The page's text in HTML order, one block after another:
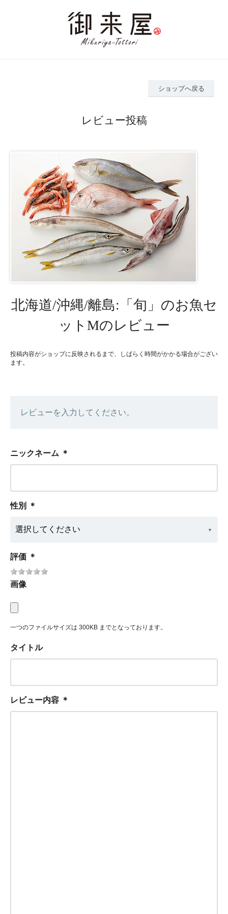
ショップへ戻る
レビュー投稿
北海道/沖縄/離島:「旬」のお魚セ
ットMのレビュー
投稿内容がショップに反映されるまで、しばらく時間がかかる場合がござい
ます。
レビューを入力してください。
ニックネーム ＊
性別 ＊
評価 ＊
画像
一つのファイルサイズは 300KB までとなっております。
タイトル
レビュー内容 ＊